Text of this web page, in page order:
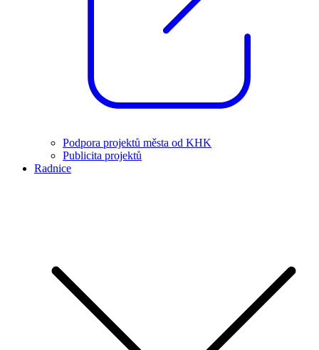
Podpora projektů města od KHK
Publicita projektů
Radnice